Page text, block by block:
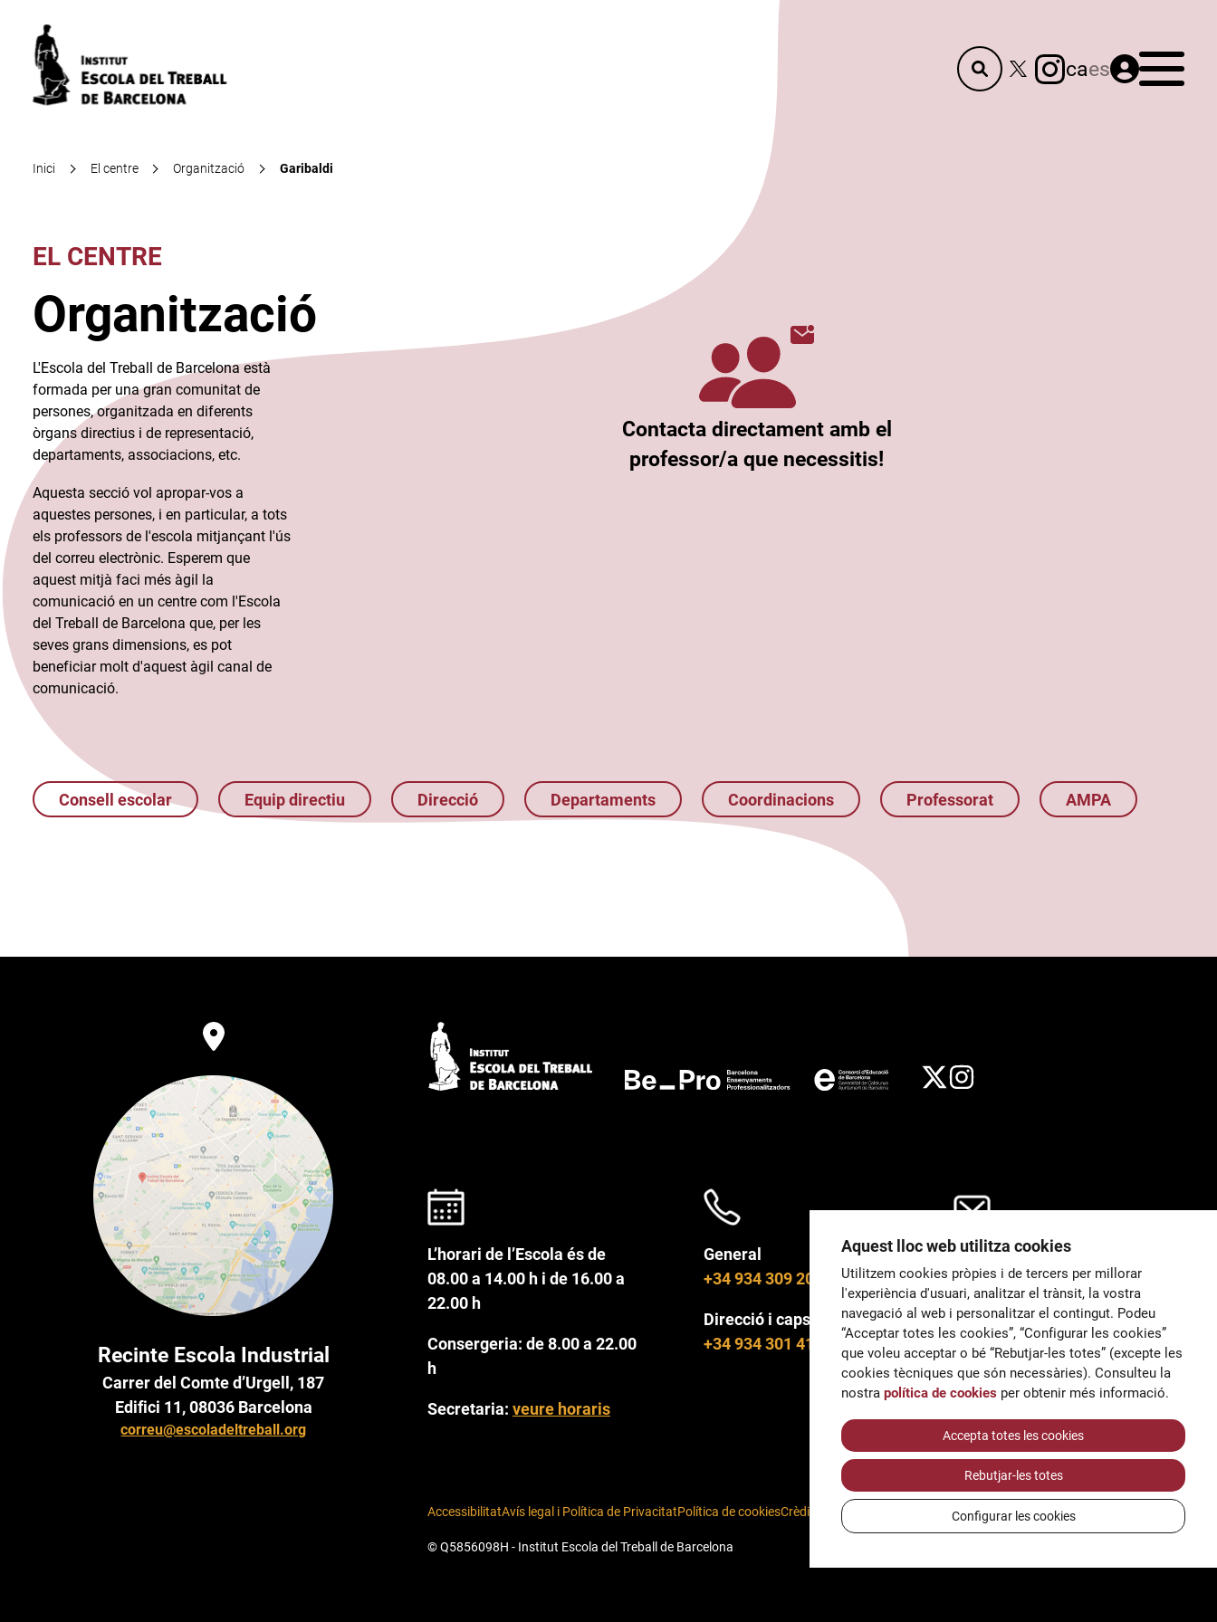
caes Menú
Inici El centre Organització Garibaldi
EL CENTRE
Organització
L'Escola del Treball de Barcelona està
formada per una gran comunitat de
persones, organitzada en diferents
òrgans directius i de representació,
departaments, associacions, etc.​
Aquesta secció vol apropar-vos a
aquestes persones, i en particular, a tots
els professors de l'escola mitjançant l'ús
del correu electrònic. Esperem que
aquest mitjà faci més àgil la
comunicació en un centre com l'Escola
del Treball de Barcelona que, per les
seves grans dimensions, es pot
beneficiar molt d'aquest àgil canal de
comunicació.​
Contacta directament amb el
professor/a que necessitis!
Consell escolar Equip directiu Direcció Departaments Coordinacions Professorat AMPA
Recinte Escola Industrial
Carrer del Comte d’Urgell, 187
Edifici 11, 08036 Barcelona
correu@escoladeltreball.org
L’horari de l’Escola és de
08.00 a 14.00 h i de 16.00 a
22.00 h
Consergeria: de 8.00 a 22.00
h
Secretaria: veure horaris
General
+34 934 309 200
Direcció i caps d’estudis
+34 934 301 415
General
correu@escoladeltreball.org
Informació
informacio@escoladeltreball.o
rg
AccessibilitatAvís legal i Política de PrivacitatPolítica de cookiesCrèdits
© Q5856098H - Institut Escola del Treball de Barcelona
Aquest lloc web utilitza cookies
Utilitzem cookies pròpies i de tercers per millorar
l'experiència d'usuari, analitzar el trànsit, la vostra
navegació al web i personalitzar el contingut. Podeu
“Acceptar totes les cookies”, “Configurar les cookies”
que voleu acceptar o bé “Rebutjar-les totes” (excepte les
cookies tècniques que són necessàries). Consulteu la
nostra política de cookies per obtenir més informació.
Accepta totes les cookies
Rebutjar-les totes
Configurar les cookies